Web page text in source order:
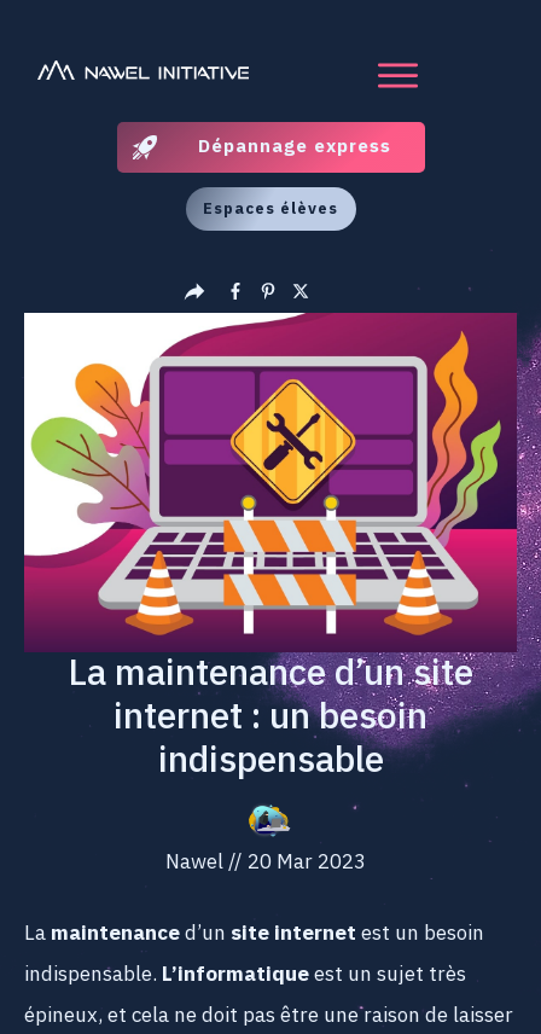
Dépannage express
Espaces élèves
La maintenance d’un site
internet : un besoin
indispensable
Nawel// 20 Mar 2023
Lamaintenanced’un site internetest un besoin
indispensable. L’informatiqueest un sujet très
épineux, et cela ne doit pas être une raison de laisser